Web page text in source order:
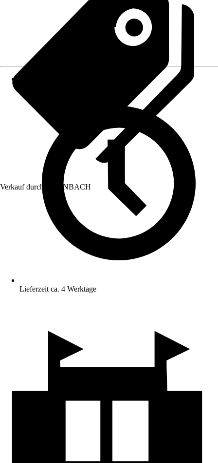
Verkauf durch: HORNBACH
Lieferzeit ca. 4 Werktage